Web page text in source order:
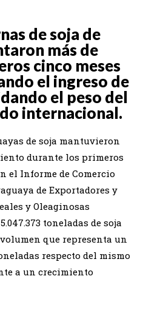
de soja de
más de
cinco meses
el ingreso de
el peso del
internacional.
de soja mantuvieron
durante los primeros
el Informe de Comercio
de Exportadores y
y Oleaginosas
toneladas de soja
que representa un
respecto del mismo
a un crecimiento